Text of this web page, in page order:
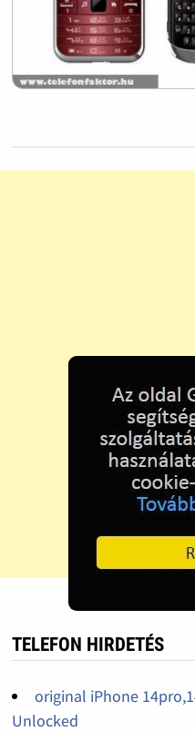
TELEFON HIRDETÉS
original iPhone
Unlocked